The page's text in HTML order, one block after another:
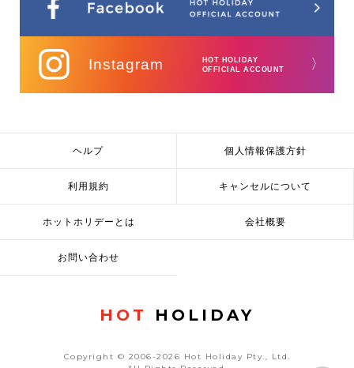
Instagram
HOT HOLIDAY
OFFICIAL ACCOUNT
〉
ヘルプ 個人情報保護方針
利用規約 キャンセルについて
ホットホリデーとは 会社概要
お問い合わせ
HOT HOLIDAY
Copyright © 2006-2026 Hot Holiday Pty., Ltd.